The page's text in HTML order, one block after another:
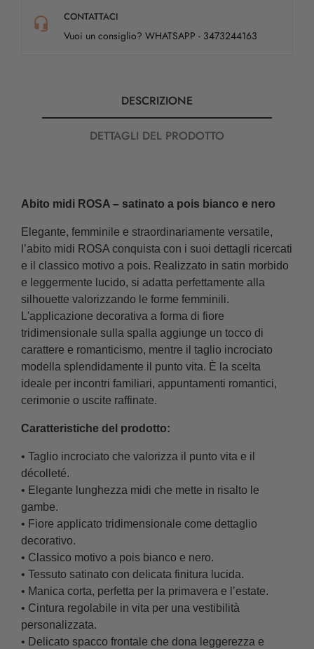
CONTATTACI
Vuoi un consiglio? WHATSAPP - 3473244163
DESCRIZIONE
DETTAGLI DEL PRODOTTO
Abito midi ROSA – satinato a pois bianco e nero
Elegante, femminile e straordinariamente versatile,
l’abito midi ROSA conquista con i suoi dettagli ricercati
e il classico motivo a pois. Realizzato in satin morbido
e leggermente lucido, si adatta perfettamente alla
silhouette valorizzando le forme femminili.
L'applicazione decorativa a forma di fiore
tridimensionale sulla spalla aggiunge un tocco di
carattere e romanticismo, mentre il taglio incrociato
modella splendidamente il punto vita. È la scelta
ideale per incontri familiari, appuntamenti romantici,
cerimonie o uscite raffinate.
Caratteristiche del prodotto:
• Taglio incrociato che valorizza il punto vita e il
décolleté.
• Elegante lunghezza midi che mette in risalto le
gambe.
• Fiore applicato tridimensionale come dettaglio
decorativo.
• Classico motivo a pois bianco e nero.
• Tessuto satinato con delicata finitura lucida.
• Manica corta, perfetta per la primavera e l’estate.
• Cintura regolabile in vita per una vestibilità
personalizzata.
• Delicato spacco frontale che dona leggerezza e